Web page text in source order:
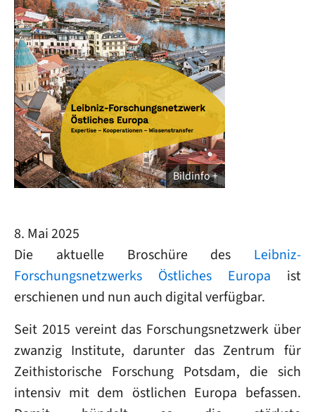
Bildinfo
8. Mai 2025
Die aktuelle Broschüre des Leibniz-
Forschungsnetzwerks Östliches Europa ist
erschienen und nun auch digital verfügbar.
Seit 2015 vereint das Forschungsnetzwerk über
zwanzig Institute, darunter das Zentrum für
Zeithistorische Forschung Potsdam, die sich
intensiv mit dem östlichen Europa befassen.